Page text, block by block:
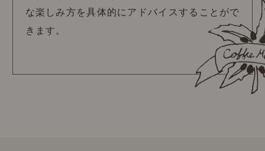
な楽しみ方を具体的にアドバイスすることがで
きます。